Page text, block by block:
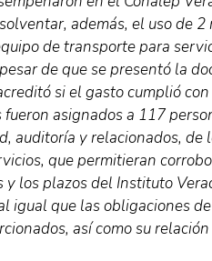
además, el uso de
de transporte para
de que se presentó la
si el gasto cumplió
asignados a 117
auditoría y relacionados, de
que permitieran
y los plazos del Instituto
igual que las obligaciones
así como su